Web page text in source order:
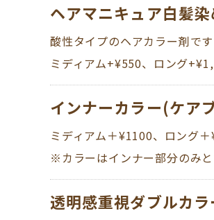
ヘアマニキュア白髪染
酸性タイプのヘアカラー剤です
ミディアム+¥550、ロング
インナーカラー(ケア
ミディアム＋¥1100、ロング
​​​​​​​※カラーはインナー部分のみ
透明感重視ダブルカラ